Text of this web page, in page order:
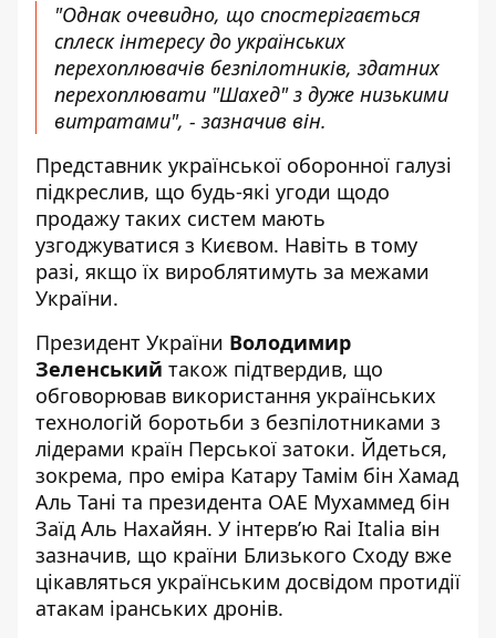
"Однак очевидно, що спостерігається
сплеск інтересу до українських
перехоплювачів безпілотників, здатних
перехоплювати "Шахед" з дуже низькими
витратами", - зазначив він.
Представник української оборонної галузі
підкреслив, що будь-які угоди щодо
продажу таких систем мають
узгоджуватися з Києвом. Навіть в тому
разі, якщо їх вироблятимуть за межами
України.
Президент України Володимир
Зеленський також підтвердив, що
обговорював використання українських
технологій боротьби з безпілотниками з
лідерами країн Перської затоки. Йдеться,
зокрема, про еміра Катару Тамім бін Хамад
Аль Тані та президента ОАЕ Мухаммед бін
Заїд Аль Нахайян. У інтервʼю Rai Italia він
зазначив, що країни Близького Сходу вже
цікавляться українським досвідом протидії
атакам іранських дронів.